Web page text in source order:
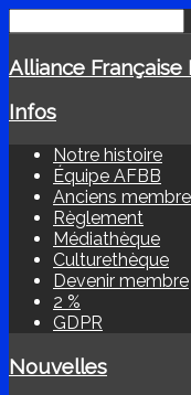
Alliance Française
Infos
Notre histoire
Équipe AFBB
Anciens
Règlement
Médiathèque
Culturethèque
Devenir membre
2 %
GDPR
Nouvelles